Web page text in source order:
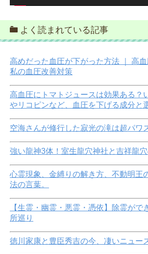
よく読まれている記事
高めだった血圧が下がった方法 ｜ 高
私の血圧改善対策
高血圧にトマトジュースは効果ある？
やリコピンなど、血圧を下げる成分と
空海さんが修行した寂光の滝は超パワ
強い龍神3体！室生龍穴神社と吉祥龍
心霊現象、金縛りの解き方、不動明王
法の言葉。
【生霊・幽霊・悪霊・憑依】除霊がで
所巡り
徳川家康と豊臣秀吉の今、凄いニュー